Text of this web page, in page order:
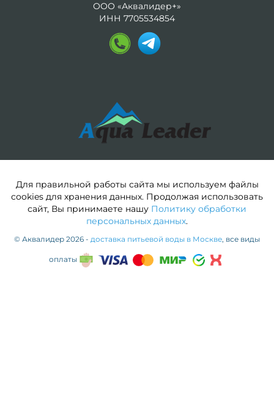
ООО «Аквалидер+»
ИНН 7705534854
Для правильной работы сайта мы используем файлы
cookies для хранения данных. Продолжая использовать
сайт, Вы принимаете нашу Политику обработки
персональных данных.
© Аквалидер 2026 - доставка питьевой воды в Москве, все виды
оплаты